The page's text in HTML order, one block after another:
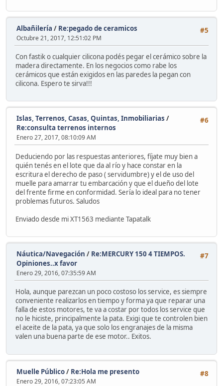
#5
Albañilería / Re:pegado de ceramicos
Octubre 21, 2017, 12:51:02 PM
Con fastik o cualquier cilicona podés pegar el cerámico sobre la
madera directamente. En los negocios como rabe los
cerámicos que están exigidos en las paredes la pegan con
cilicona. Espero te sirva!!!
#6
Islas, Terrenos, Casas, Quintas, Inmobiliarias /
Re:consulta terrenos internos
Enero 27, 2017, 08:10:09 AM
Deduciendo por las respuestas anteriores, fíjate muy bien a
quién tenés en el lote que da al río y hace constar en la
escritura el derecho de paso ( servidumbre) y el de uso del
muelle para amarrar tu embarcación y que el dueño del lote
del frente firme en conformidad. Sería lo ideal para no tener
problemas futuros. Saludos
Enviado desde mi XT1563 mediante Tapatalk
#7
Náutica/Navegación / Re:MERCURY 150 4 TIEMPOS.
Opiniones..x favor
Enero 29, 2016, 07:35:59 AM
Hola, aunque parezcan un poco costoso los service, es siempre
conveniente realizarlos en tiempo y forma ya que reparar una
falla de estos motores, te va a costar por todos los service que
no le hiciste, principalmente la pata. Exigi que te controlen bien
el aceite de la pata, ya que solo los engranajes de la misma
valen una buena parte de ese motor.. Exitos.
#8
Muelle Público/ Re:Hola me presento
Enero 29, 2016, 07:23:05 AM